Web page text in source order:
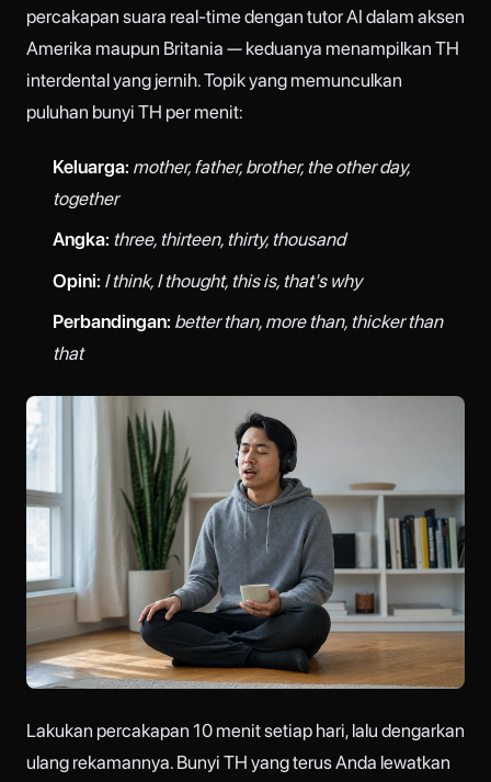
percakapan suara real-time dengan tutor AI dalam aksen
Amerika maupun Britania — keduanya menampilkan TH
interdental yang jernih. Topik yang memunculkan
puluhan bunyi TH per menit:
Keluarga: mother, father, brother, the other day,
together
Angka: three, thirteen, thirty, thousand
Opini: I think, I thought, this is, that's why
Perbandingan: better than, more than, thicker than
that
Lakukan percakapan 10 menit setiap hari, lalu dengarkan
ulang rekamannya. Bunyi TH yang terus Anda lewatkan